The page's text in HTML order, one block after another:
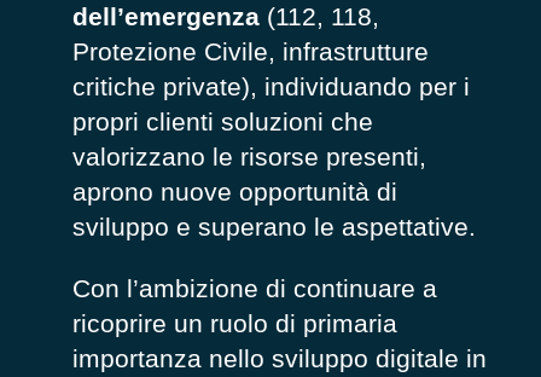
dell’emergenza (112, 118,
Protezione Civile, infrastrutture
critiche private), individuando per i
propri clienti soluzioni che
valorizzano le risorse presenti,
aprono nuove opportunità di
sviluppo e superano le aspettative.
Con l’ambizione di continuare a
ricoprire un ruolo di primaria
importanza nello sviluppo digitale in